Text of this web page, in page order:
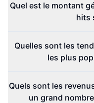
Quel est le montant
hits
Quelles sont les
les plus
Quels sont les
un grand